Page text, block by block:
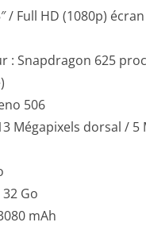
/ Full HD (1080p)
: Snapdragon 625
506
Mégapixels dorsal / 5
Go
mAh